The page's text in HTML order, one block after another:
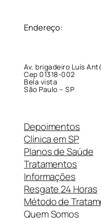
Endereço:
Av. brigadeiro Luís
Cep 01318-002
Bela vista
São Paulo – SP
Depoimentos
Clínica em SP
Planos de Saúde
Tratamentos
Informações
Resgate 24 Horas
Método de
Quem Somos